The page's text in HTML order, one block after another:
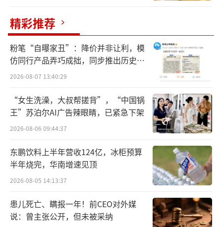
精彩推荐
粉笔“自曝家丑”：降价并非让利，模
仿同行产品弄巧成拙，同步推出历史学
员退费方案
2026-08-07 13:40:29
“女生洗澡，大叔帮搓背”，“中国锅
王”苏泊尔AI广告辣眼睛，已紧急下架
2026-08-06 09:44:37
东鹏饮料上半年营收124亿，冰柜预算
半年烧完，华南增速见顶
2026-08-05 14:13:37
患儿死亡、瞒报一年！前CEO对外媒
说：曾主张公开，但未被采纳